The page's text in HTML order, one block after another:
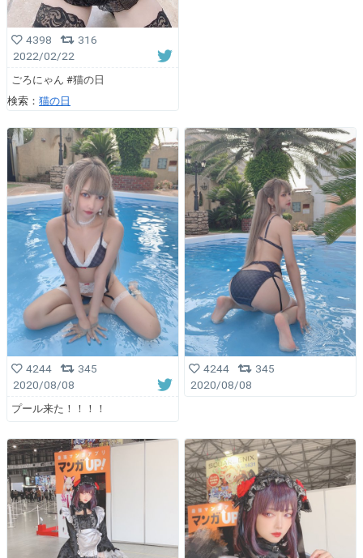
4398
316
2022/02/22
ごろにゃん #猫の日
検索： 猫の日
4244
345
2020/08/08
プール来た！！！！
4244
345
2020/08/08